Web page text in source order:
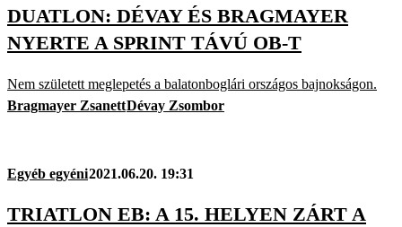
DUATLON: DÉVAY ÉS BRAGMAYER
NYERTE A SPRINT TÁVÚ OB-T
Nem született meglepetés a balatonboglári országos bajnokságon.
Bragmayer ZsanettDévay Zsombor
Egyéb egyéni2021.06.20. 19:31
TRIATLON EB: A 15. HELYEN ZÁRT A